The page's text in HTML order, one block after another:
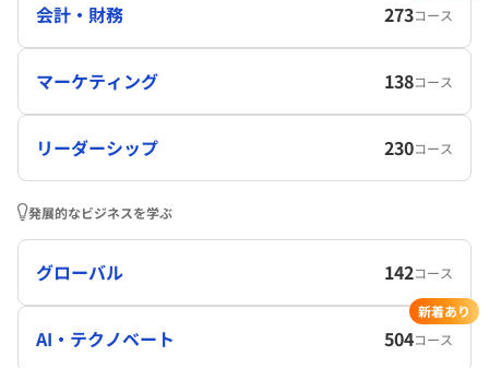
会計・財務 273コース
マーケティング 138コース
リーダーシップ 230コース
発展的なビジネスを学ぶ
グローバル 142コース
AI・テクノベート 504コース
新着あり